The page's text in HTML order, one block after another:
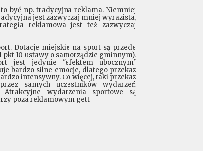
być np. tradycyjna reklama. Niemniej
jest zazwyczaj mniej wyrazista,
reklamowa jest też zazwyczaj
Dotacje miejskie na sport są przede
10 ustawy o samorządzie gminnym).
jest jedynie "efektem ubocznym"
bardzo silne emocje, dlatego przekaz
intensywny. Co więcej, taki przekaz
samych uczestników wydarzeń
wydarzenia sportowe są
poza reklamowym gett